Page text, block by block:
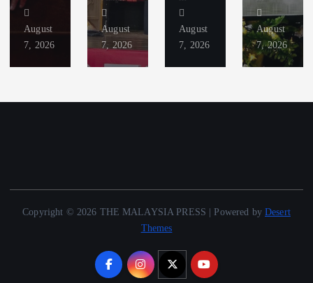
August
7, 2026
August
7, 2026
August
7, 2026
August
7, 2026
Copyright © 2026 THE MALAYSIA PRESS | Powered byDesert
Themes